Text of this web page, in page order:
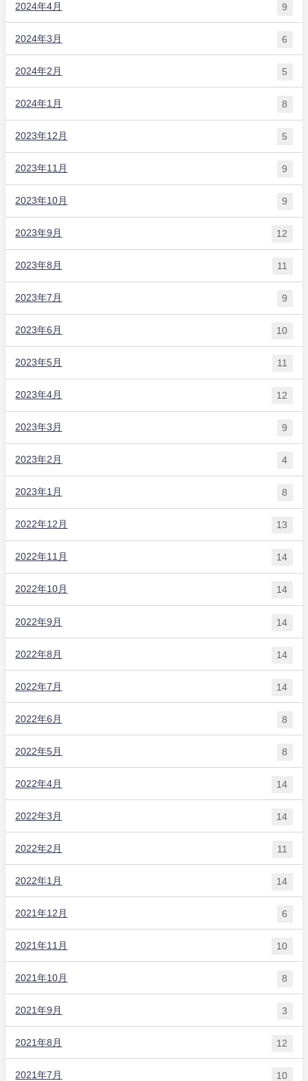
2024年4月 9
2024年3月 6
2024年2月 5
2024年1月 8
2023年12月 5
2023年11月 9
2023年10月 9
2023年9月 12
2023年8月 11
2023年7月 9
2023年6月 10
2023年5月 11
2023年4月 12
2023年3月 9
2023年2月 4
2023年1月 8
2022年12月 13
2022年11月 14
2022年10月 14
2022年9月 14
2022年8月 14
2022年7月 14
2022年6月 8
2022年5月 8
2022年4月 14
2022年3月 14
2022年2月 11
2022年1月 14
2021年12月 6
2021年11月 10
2021年10月 8
2021年9月 3
2021年8月 12
2021年7月 10